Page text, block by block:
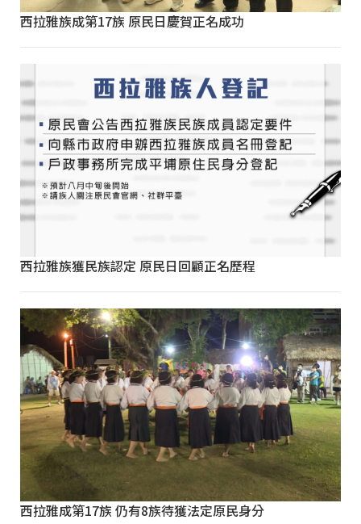
西拉雅族成第17族 原民日慶賀正名成功
西拉雅族獲民族認定 原民日回顧正名歷程
西拉雅成第17族 仍有8族待獲法定原民身分